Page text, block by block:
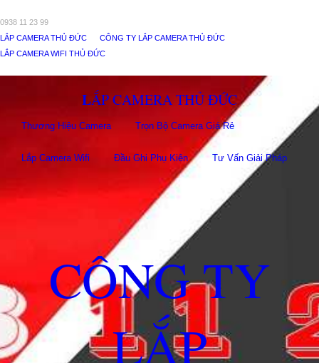
0938 11 23 99
LẮP CAMERA THỦ ĐỨC
CÔNG TY LẮP CAMERA THỦ ĐỨC
LẮP CAMERA WIFI THỦ ĐỨC
LẮP CAMERA THỦ ĐỨC
Thương Hiệu Camera Trọn Bộ Camera Giá Rẻ
Lắp Camera Wifi Đầu Ghi Phụ Kiên Tư Vấn Giải Pháp
CÔNG TY
LẮP